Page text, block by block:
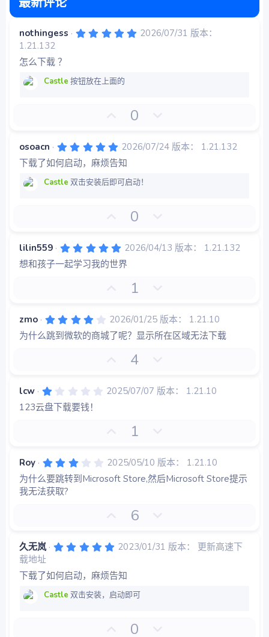
nothingess 52026/07/31 版本：
1.21.132
怎么下载 ？
Castle 按钮放在上面的
好
0
票
osoacn 5
.
0
星
2026/07/24 版本： 1.21.132
下载了如何启动，麻烦告知
Castle 双击安装后即可启动！
好
0
票
lilin559 5
0
2026/04/13 版本： 1.21.132
想和孩子一起学习我的世界
好1
票
zmo 4
.
0
2026/01/25 版本： 1.21.10
为什么跳到微软的商城了呢？显示所在区域无法下载
好
4
票
lcw 12025/07/07 版本： 1.21.10
123云盘下载要钱！
好1
票
Roy 3
0
2025/05/10 版本： 1.21.10
为什么要跳转到Microsoft Store,然后Microsoft Store提示
我无法获取?
好6
票
久无岚 5
0
星
2023/01/31 版本： 更新高速下
载地址
下载了如何启动，麻烦告知
Castle 双击安装，启动即可
好
0